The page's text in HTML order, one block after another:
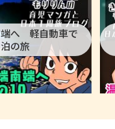
端へ 軽自動車で
の旅